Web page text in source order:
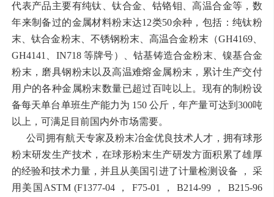
代表产品主要有纯钛、钛合金、钴铬钼、高温合金等，数
年来制备过的金属材料粉末达12类50余种，包括：纯钛粉
末、钛合金粉末、不锈钢粉末、高温合金粉末（GH4169、
GH4141、IN718 等牌号）、钴基铸造合金粉末、镍基合金
粉末，磨具钢粉末以及高温难熔金属粉末，累计生产交付
用户的各种金属粉末数量已超过百吨以上。现有的制粉设
备每天单台单班生产能力为 150 公斤，年产量可达到300吨
以上，可满足目前国内外市场需要。
公司拥有航天专家及粉末冶金优良技术人才，拥有球形
粉末研发生产技术，在球形粉末生产研发方面积累了雄厚
的经验和技术力量，并且从美国引进了计量检测设备 ， 采
用美国ASTM (F1377-04 ， F75-01 ， B214-99 ， B215-96